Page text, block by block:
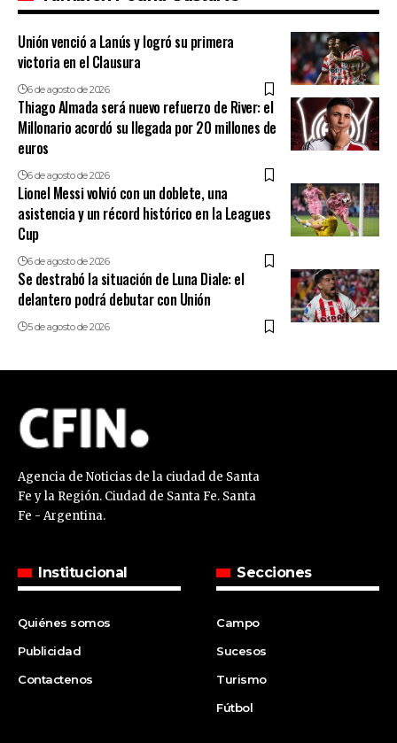
Unión venció a Lanús y logró su primera
victoria en el Clausura
6 de agosto de 2026
Thiago Almada será nuevo refuerzo de River: el
Millonario acordó su llegada por 20 millones de
euros
6 de agosto de 2026
Lionel Messi volvió con un doblete, una
asistencia y un récord histórico en la Leagues
Cup
6 de agosto de 2026
Se destrabó la situación de Luna Diale: el
delantero podrá debutar con Unión
5 de agosto de 2026
Agencia de Noticias de la ciudad de Santa
Fe y la Región. Ciudad de Santa Fe. Santa
Fe - Argentina.
Institucional
Quiénes somos
Publicidad
Contactenos
Secciones
Campo
Sucesos
Turismo
Fútbol